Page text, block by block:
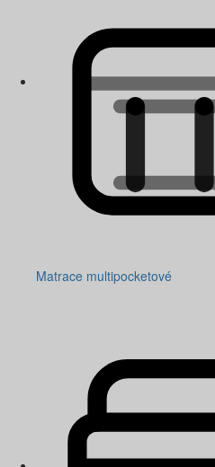
Matrace multipocketové